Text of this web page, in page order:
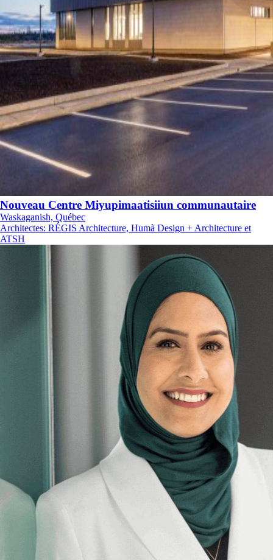
Nouveau Centre Miyupimaatisiiun communautaire
Waskaganish, Québec
Architectes: RÉGIS Architecture, Humà Design + Architecture et
ATSH